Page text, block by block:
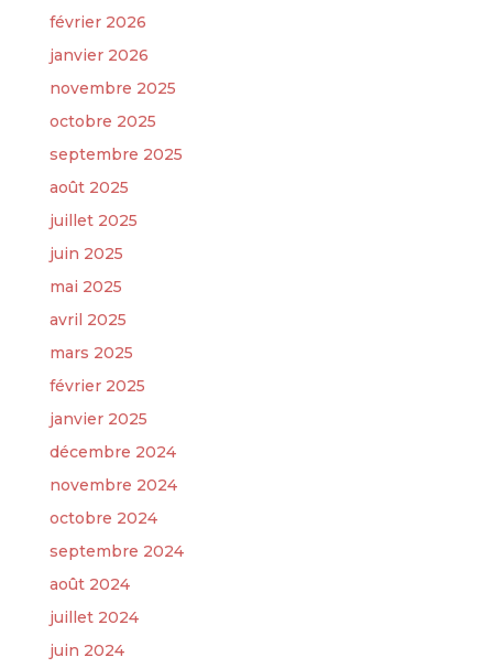
février 2026
janvier 2026
novembre 2025
octobre 2025
septembre 2025
août 2025
juillet 2025
juin 2025
mai 2025
avril 2025
mars 2025
février 2025
janvier 2025
décembre 2024
novembre 2024
octobre 2024
septembre 2024
août 2024
juillet 2024
juin 2024